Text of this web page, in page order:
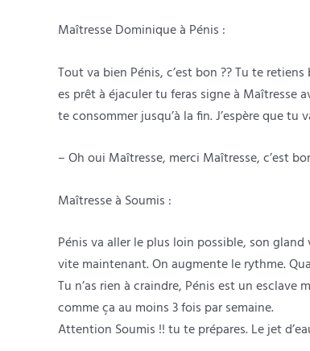
Maîtresse Dominique à Pénis :
Tout va bien Pénis, c’est bon ?? Tu te
es prêt à éjaculer tu feras signe à
te consommer jusqu’à la fin. J’espère que
– Oh oui Maîtresse, merci Maîtresse, c’est
Maîtresse à Soumis :
Pénis va aller le plus loin possible, son
vite maintenant. On augmente le rythme.
Tu n’as rien à craindre, Pénis est un esclave
comme ça au moins 3 fois par semaine.
Attention Soumis !! tu te prépares. Le jet